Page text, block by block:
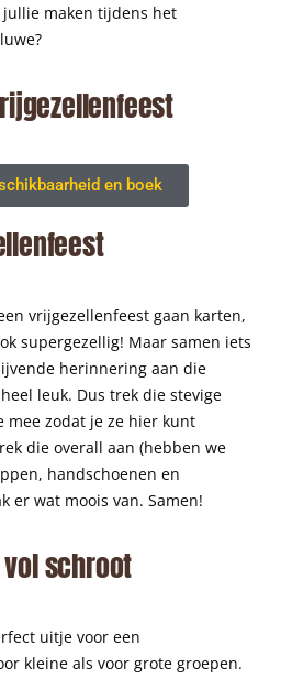
maken tijdens het
en boek
vrijgezellenfeest gaan karten,
supergezellig! Maar samen iets
herinnering aan die
leuk. Dus trek die stevige
mee zodat je ze hier kunt
die overall aan (hebben we
handschoenen en
er wat moois van. Samen!
schroot
uitje voor een
kleine als voor grote groepen.